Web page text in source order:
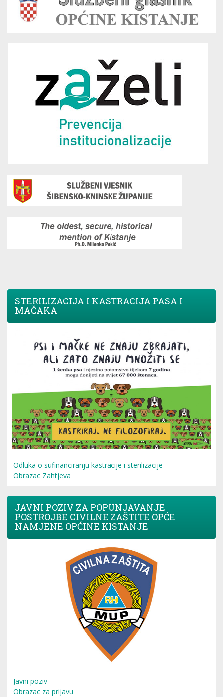
STERILIZACIJA I KASTRACIJA PASA I
MAČAKA
Odluka o sufinanciranju kastracije i sterilizacije
Obrazac Zahtjeva
JAVNI POZIV ZA POPUNJAVANJE
POSTROJBE CIVILNE ZAŠTITE OPĆE
NAMJENE OPĆINE KISTANJE
Javni poziv
Obrazac za prijavu